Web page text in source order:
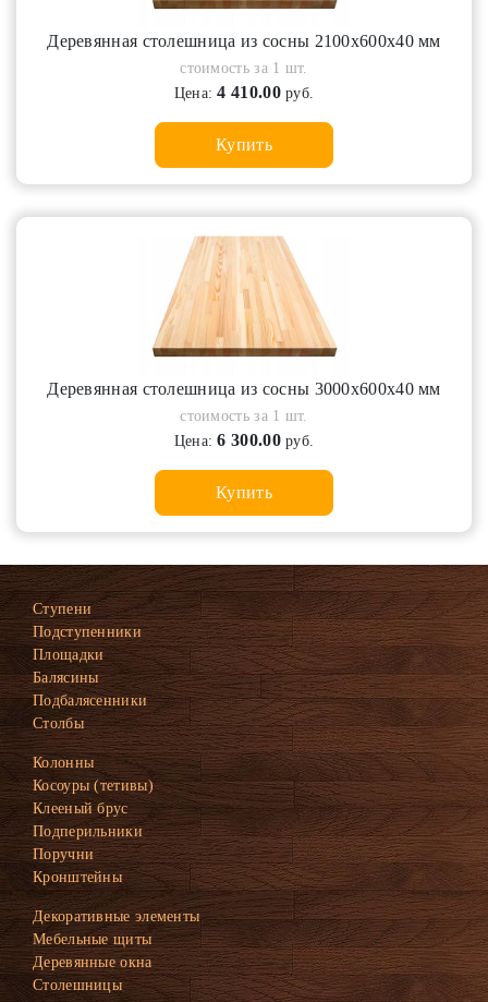
Деревянная столешница из сосны 2100х600х40 мм
стоимость за 1 шт.
Цена:4 410.00руб.
Купить
Деревянная столешница из сосны 3000х600х40 мм
стоимость за 1 шт.
Цена:6 300.00руб.
Купить
Ступени
Подступенники
Площадки
Балясины
Подбалясенники
Столбы
Колонны
Косоуры (тетивы)
Клееный брус
Подперильники
Поручни
Кронштейны
Декоративные элементы
Мебельные щиты
Деревянные окна
Столешницы